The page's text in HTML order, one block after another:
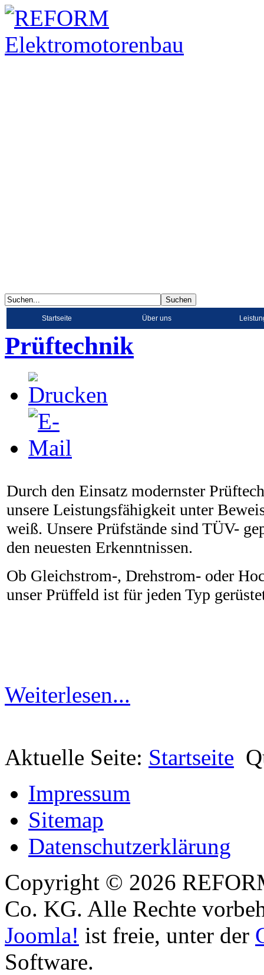
Startseite Über uns
Prüftechnik
Durch den Einsatz modernster
unsere Leistungsfähigkeit unter
weiß. Unsere Prüfstände sind TÜV-
den neuesten Erkenntnissen.
Ob Gleichstrom-, Drehstrom- oder
unser Prüffeld ist für jeden Typ
Weiterlesen...
Aktuelle Seite: Startseite
Impressum
Sitemap
Datenschutzerklärung
Copyright © 2026
Co. KG. Alle Rechte
Joomla! ist freie, unter der
Software.